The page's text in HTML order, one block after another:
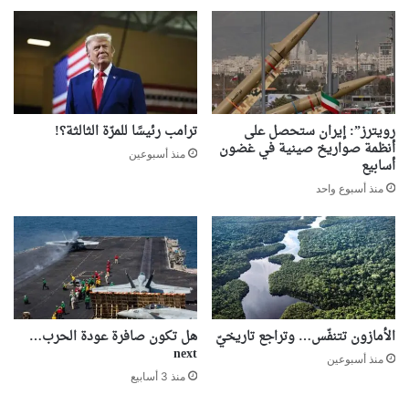
رويترز”: إيران ستحصل على
أنظمة صواريخ صينية في غضون
أسابيع
منذ أسبوع واحد
ترامب رئيسًا للمرّة الثالثة؟!
منذ أسبوعين
الأمازون تتنفّس… وتراجع تاريخيّ
منذ أسبوعين
هل تكون صافرة عودة الحرب…
next
منذ 3 أسابيع